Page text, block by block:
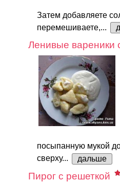
Затем добавляете
перемешиваете,...
Ленивые вареники
посыпанную мукой
сверху...
дальше
Пирог с решеткой